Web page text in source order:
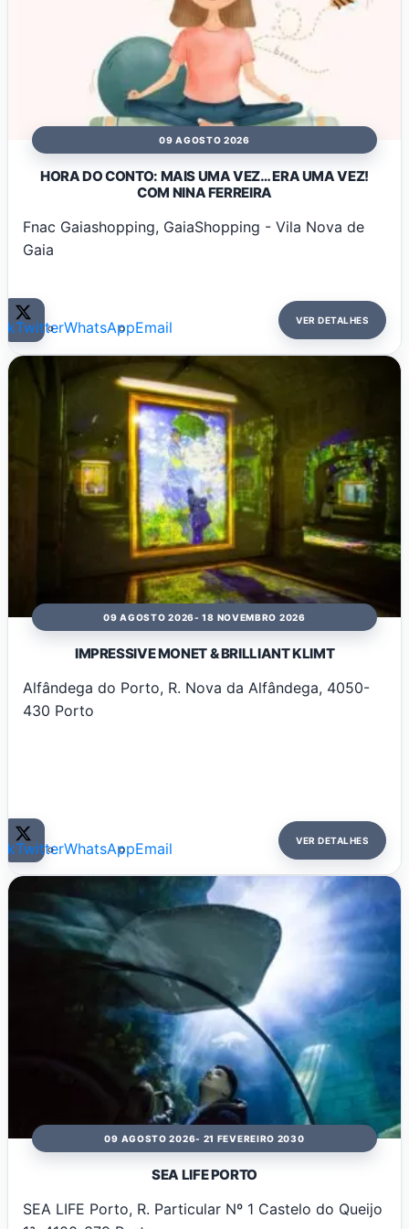
09 AGOSTO 2026
HORA DO CONTO: MAIS UMA VEZ… ERA UMA VEZ!
COM NINA FERREIRA
Fnac Gaiashopping, GaiaShopping - Vila Nova de
Gaia
TwitterWhatsAppEmail VER DETALHES
09 AGOSTO 2026- 18 NOVEMBRO 2026
IMPRESSIVE MONET & BRILLIANT KLIMT
Alfândega do Porto, R. Nova da Alfândega, 4050-
430 Porto
TwitterWhatsAppEmail VER DETALHES
09 AGOSTO 2026- 21 FEVEREIRO 2030
SEA LIFE PORTO
SEA LIFE Porto, R. Particular Nº 1 Castelo do Queijo